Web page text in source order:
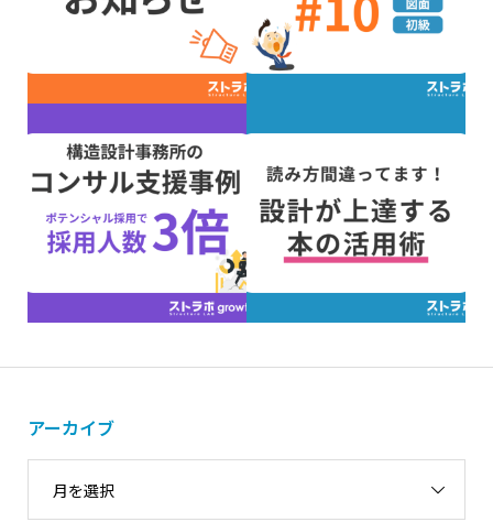
アーカイブ
月を選択